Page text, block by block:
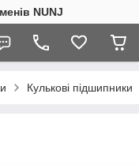
NUNJ
Кулькові підшипники